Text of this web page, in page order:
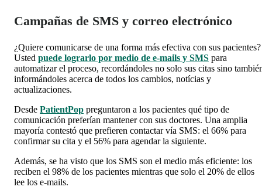
Campañas de SMS y correo electrónico
¿Quiere comunicarse de una forma más efectiva con sus pacientes?
Usted puede lograrlo por medio de e-mails y SMS para
automatizar el proceso, recordándoles no solo sus citas sino
informándoles acerca de todos los cambios, notícias y
actualizaciones.
Desde PatientPop preguntaron a los pacientes qué tipo de
comunicación preferían mantener con sus doctores. Una amplia
mayoría contestó que prefieren contactar vía SMS: el 66% para
confirmar su cita y el 56% para agendar la siguiente.
Además, se ha visto que los SMS son el medio más eficiente: los
reciben el 98% de los pacientes mientras que solo el 20% de ellos
lee los e-mails.